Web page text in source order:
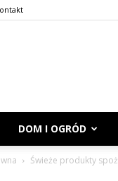
DOM I OGRÓD
Świeże produkty